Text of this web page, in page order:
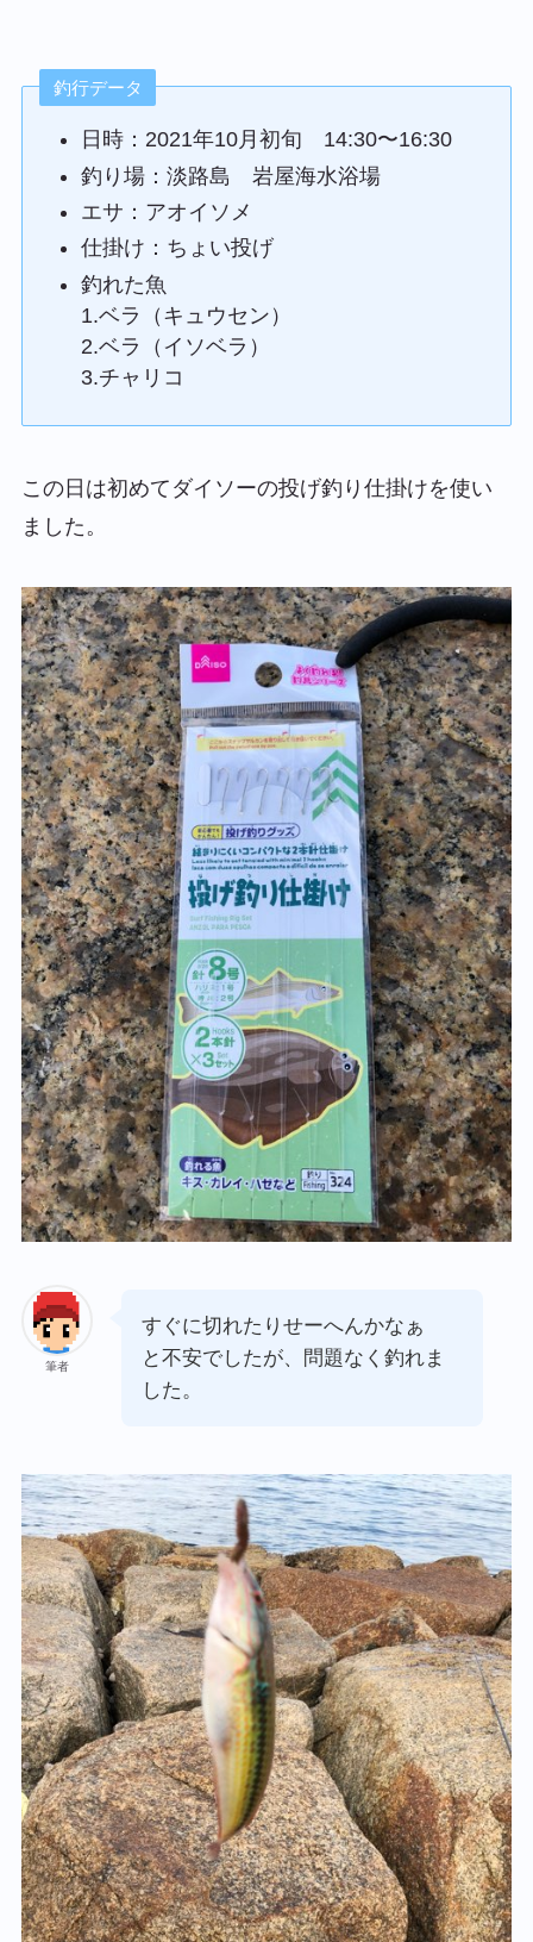
釣行データ
日時：2021年10月初旬 14:30〜16:30
釣り場：淡路島 岩屋海水浴場
エサ：アオイソメ
仕掛け：ちょい投げ
釣れた魚
1.ベラ（キュウセン）
2.ベラ（イソベラ）
3.チャリコ
この日は初めてダイソーの投げ釣り仕掛けを使い
ました。
筆者
すぐに切れたりせーへんかなぁ
と不安でしたが、問題なく釣れま
した。